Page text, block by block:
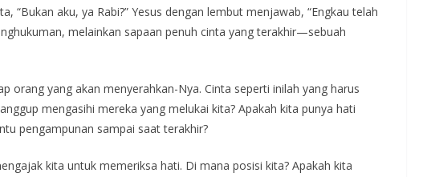
“Bukan aku, ya Rabi?” Yesus dengan lembut menjawab, “Engkau telah
melainkan sapaan penuh cinta yang terakhir—sebuah
orang yang akan menyerahkan-Nya. Cinta seperti inilah yang harus
mengasihi mereka yang melukai kita? Apakah kita punya hati
pengampunan sampai saat terakhir?
kita untuk memeriksa hati. Di mana posisi kita? Apakah kita